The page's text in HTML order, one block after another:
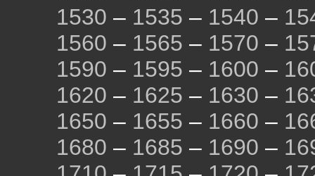
1530 – 1535 – 1540 –
1560 – 1565 – 1570 –
1590 – 1595 – 1600 –
1620 – 1625 – 1630 –
1650 – 1655 – 1660 –
1680 – 1685 – 1690 –